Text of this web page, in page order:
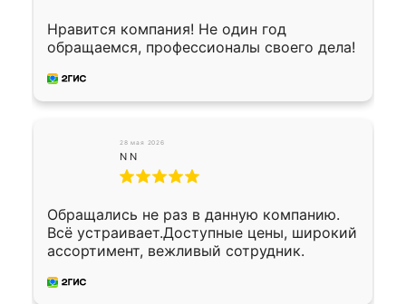
Осталось дело за малым-монтировать)))
Подарили два больших вазона трапеция
из архитектурного бетона-красота.
Нравится компания! Не один год
обращаемся, профессионалы своего дела!
28 мая 2026
N N
Обращались не раз в данную компанию.
Всё устраивает.Доступные цены, широкий
ассортимент, вежливый сотрудник.